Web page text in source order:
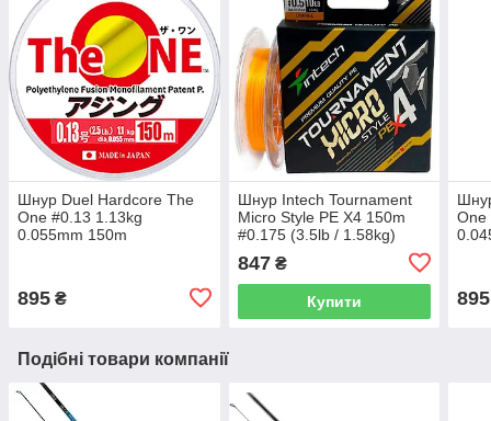
Шнур Duel Hardcore The
One #0.13 1.13kg
0.055mm 150m
895 ₴
Шнур Intech Tournament
Micro Style PE X4 150m
#0.175 (3.5lb / 1.58kg)
847₴
Купити
One
895
Подібні товари компанії